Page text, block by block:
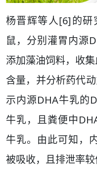
杨晋辉等人[6]的研
鼠，分别灌胃内源
添加藻油饲料，收
含量，并分析药代
示内源DHA牛乳的
牛乳，且粪便中
牛乳。由此可知，
被吸收，且排泄率